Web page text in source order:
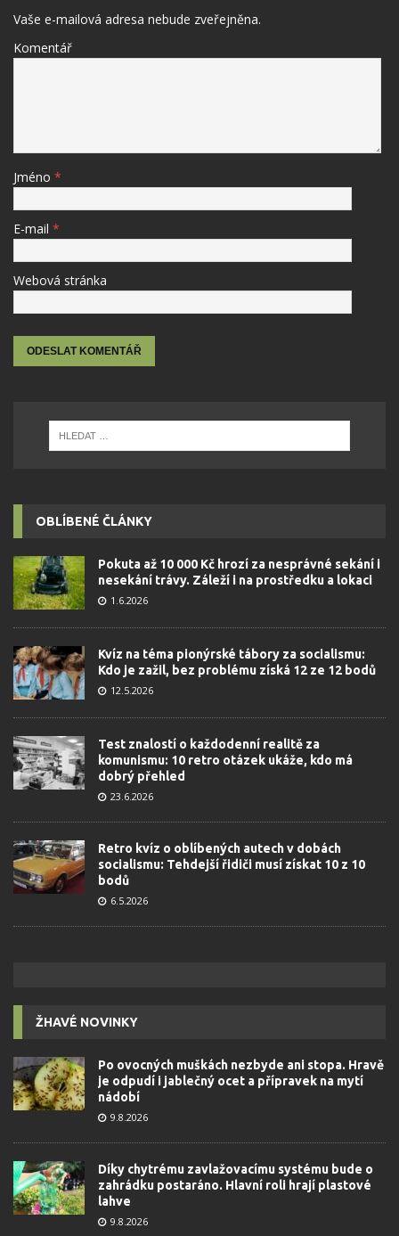
Vaše e-mailová adresa nebude zveřejněna.
Komentář
Jméno *
E-mail *
Webová stránka
OBLÍBENÉ ČLÁNKY
Pokuta až 10 000 Kč hrozí za nesprávné sekání i
nesekání trávy. Záleží i na prostředku a lokaci
1.6.2026
Kvíz na téma pionýrské tábory za socialismu:
Kdo je zažil, bez problému získá 12 ze 12 bodů
12.5.2026
Test znalostí o každodenní realitě za
komunismu: 10 retro otázek ukáže, kdo má
dobrý přehled
23.6.2026
Retro kvíz o oblíbených autech v dobách
socialismu: Tehdejší řidiči musí získat 10 z 10
bodů
6.5.2026
ŽHAVÉ NOVINKY
Po ovocných muškách nezbyde ani stopa. Hravě
je odpudí i jablečný ocet a přípravek na mytí
nádobí
9.8.2026
Díky chytrému zavlažovacímu systému bude o
zahrádku postaráno. Hlavní roli hrají plastové
lahve
9.8.2026